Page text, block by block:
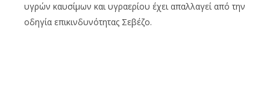
υγρών καυσίμων και υγραερίου έχει απαλλαγεί από την
οδηγία επικινδυνότητας Σεβέζο.